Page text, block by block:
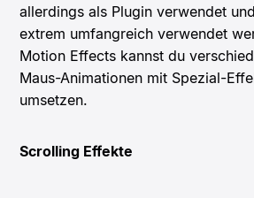
allerdings als Plugin verwendet
extrem umfangreich verwendet
Motion Effects kannst du
Maus-Animationen mit Spezial-
umsetzen.
Scrolling Effekte